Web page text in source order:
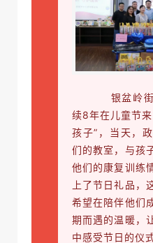
银盆岭街
续8年在儿童节
孩子”，当天，
们的教室，与孩
他们的康复训练
上了节日礼品，
希望在陪伴他们
期而遇的温暖，
中感受节日的仪